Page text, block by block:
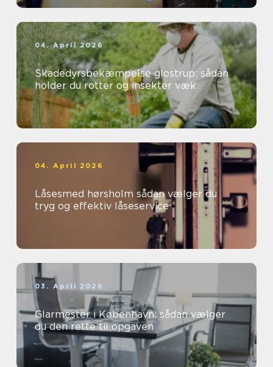
04. April 2026
Skadedyrsbekæmpelse glostrup: sådan
holder du rotter og insekter væk
04. April 2026
Låsesmed hørsholm sådan vælger du
tryg og effektiv låseservice
03. April 2026
Glarmester i København: sådan vælger
du den rette til opgaven